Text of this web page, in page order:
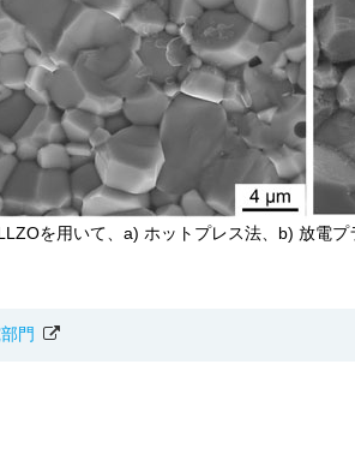
を用いて、a) ホットプレス法、b) 放電
門